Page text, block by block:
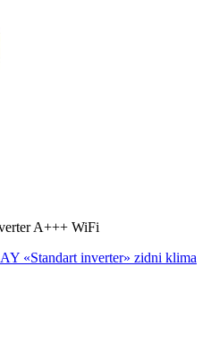
A+++ WiFi
«Standart inverter» zidni klima